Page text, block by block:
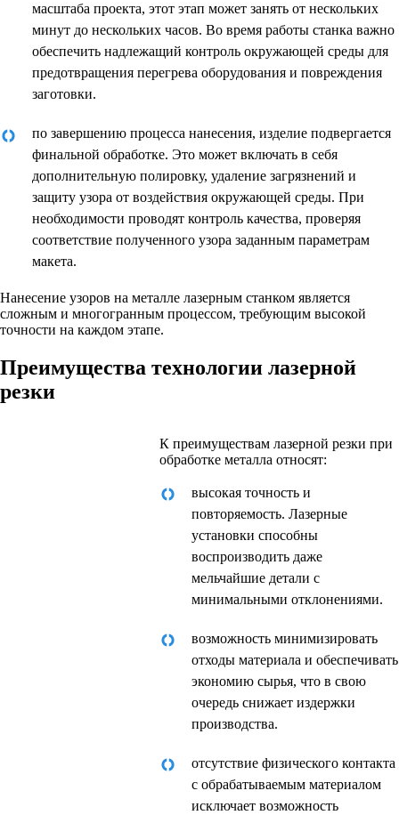
масштаба проекта, этот этап может занять от нескольких
минут до нескольких часов. Во время работы станка важно
обеспечить надлежащий контроль окружающей среды для
предотвращения перегрева оборудования и повреждения
заготовки.
по завершению процесса нанесения, изделие подвергается
финальной обработке. Это может включать в себя
дополнительную полировку, удаление загрязнений и
защиту узора от воздействия окружающей среды. При
необходимости проводят контроль качества, проверяя
соответствие полученного узора заданным параметрам
макета.
Нанесение узоров на металле лазерным станком является
сложным и многогранным процессом, требующим высокой
точности на каждом этапе.
Преимущества технологии лазерной
резки
К преимуществам лазерной резки при
обработке металла относят:
высокая точность и
повторяемость. Лазерные
установки способны
воспроизводить даже
мельчайшие детали с
минимальными отклонениями.
возможность минимизировать
отходы материала и обеспечивать
экономию сырья, что в свою
очередь снижает издержки
производства.
отсутствие физического контакта
с обрабатываемым материалом
исключает возможность